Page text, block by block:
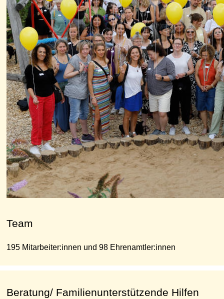
Team
195 Mitarbeiter:innen und 98 Ehrenamtler:innen
Beratung/ Familienunterstützende Hilfen